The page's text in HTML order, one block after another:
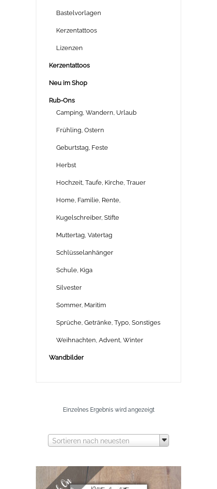
Bastelvorlagen
Kerzentattoos
Lizenzen
Kerzentattoos
Neu im Shop
Rub-Ons
Camping, Wandern, Urlaub
Frühling, Ostern
Geburtstag, Feste
Herbst
Hochzeit, Taufe, Kirche, Trauer
Home, Familie, Rente,
Kugelschreiber, Stifte
Muttertag, Vatertag
Schlüsselanhänger
Schule, Kiga
Silvester
Sommer, Maritim
Sprüche, Getränke, Typo, Sonstiges
Weihnachten, Advent, Winter
Wandbilder
Einzelnes Ergebnis wird angezeigt
Sortieren nach neuesten